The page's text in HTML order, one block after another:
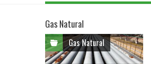
Gas Natural
Gas Natural